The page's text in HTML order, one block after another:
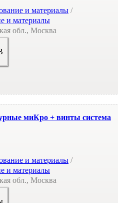
и материалы /
и материалы
обл., Москва
миКро + винты система
и материалы /
и материалы
обл., Москва